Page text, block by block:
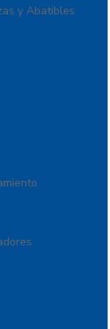
y Abatibles